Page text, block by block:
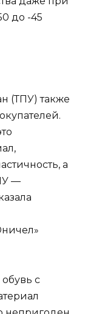
до -45
(ТПУ) также
а
—
с